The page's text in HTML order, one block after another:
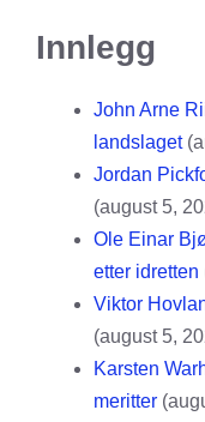
Innlegg
John Arne
landslaget
Jordan
(august 5,
Ole Einar
etter idretten
Viktor
(august 5,
Karsten
meritter